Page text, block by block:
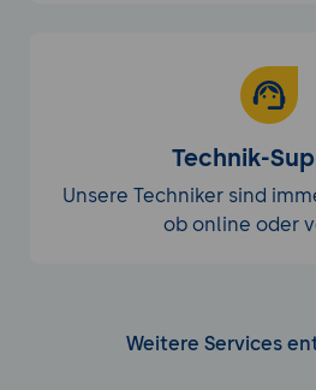
Technik-
Unsere Techniker sind
ob online oder
Weitere Services